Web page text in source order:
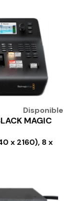
Disponible
MAGIC
x 2160), 8 x